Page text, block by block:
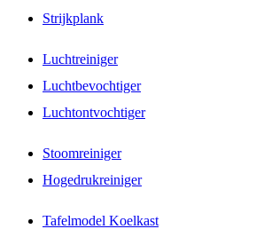
Strijkplank
Luchtreiniger
Luchtbevochtiger
Luchtontvochtiger
Stoomreiniger
Hogedrukreiniger
Tafelmodel Koelkast